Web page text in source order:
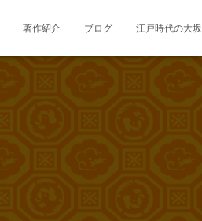
著作紹介 ブログ 江戸時代の大坂